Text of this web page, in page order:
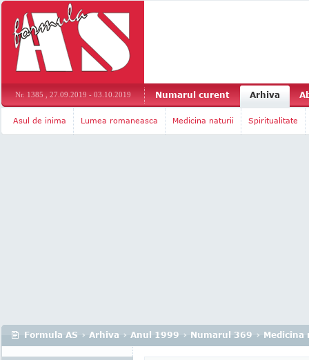
Nr. 1385 , 27.09.2019 - 03.10.2019 Numarul curent Arhiva
Asul de inima Lumea romaneasca Medicina naturii Spiritualitate
Formula AS › Arhiva › Anul 1999 › Numarul 369 › Medicina